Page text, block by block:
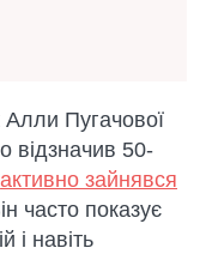
Алли Пугачової
відзначив 50-
активно зайнявся
часто показує
і навіть